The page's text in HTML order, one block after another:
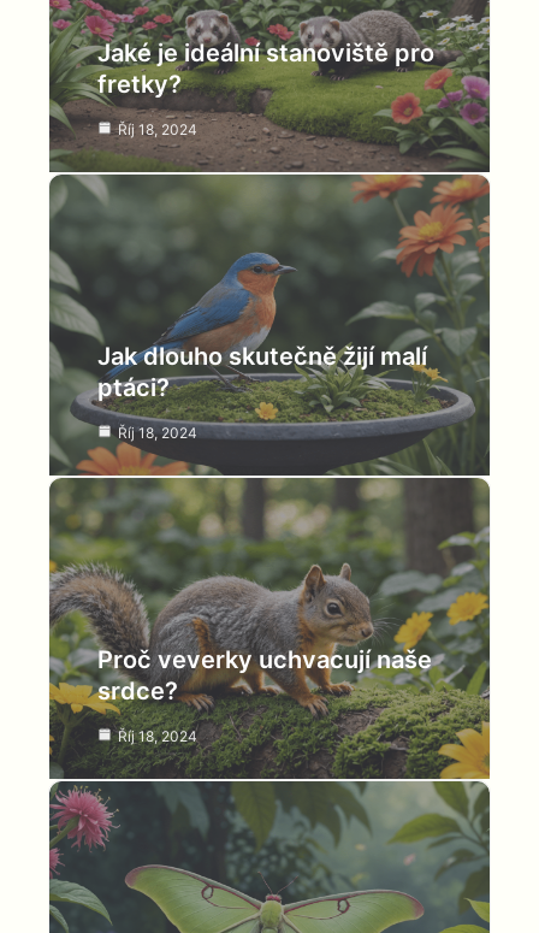
Jaké je ideální stanoviště pro
fretky?
Říj 18, 2024
Jak dlouho skutečně žijí malí
ptáci?
Říj 18, 2024
Proč veverky uchvacují naše
srdce?
Říj 18, 2024